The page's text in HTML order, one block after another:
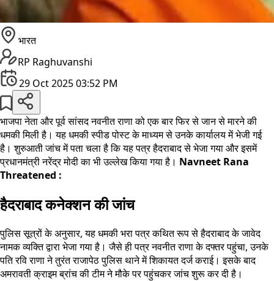
भारत
RP Raghuvanshi
29 Oct 2025 03:52 PM
भाजपा नेता और पूर्व सांसद नवनीत राणा को एक बार फिर से जान से मारने की
धमकी मिली है। यह धमकी स्पीड पोस्ट के माध्यम से उनके कार्यालय में भेजी गई
है। शुरुआती जांच में पता चला है कि यह पत्र हैदराबाद से भेजा गया और इसमें
प्रधानमंत्री नरेंद्र मोदी का भी उल्लेख किया गया है। Navneet Rana
Threatened :
हैदराबाद कनेक्शन की जांच
पुलिस सूत्रों के अनुसार, यह धमकी भरा पत्र कथित रूप से हैदराबाद के जावेद
नामक व्यक्ति द्वारा भेजा गया है। जैसे ही पत्र नवनीत राणा के दफ्तर पहुंचा, उनके
पति रवि राणा ने तुरंत राजापेठ पुलिस थाने में शिकायत दर्ज कराई। इसके बाद
अमरावती क्राइम ब्रांच की टीम ने मौके पर पहुंचकर जांच शुरू कर दी है।